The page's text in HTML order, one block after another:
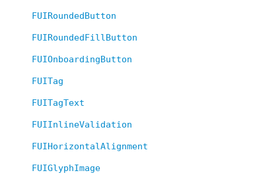
FUIRoundedButton
FUIRoundedFillButton
FUIOnboardingButton
FUITag
FUITagText
FUIInlineValidation
FUIHorizontalAlignment
FUIGlyphImage